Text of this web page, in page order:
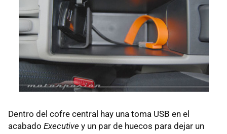
Dentro del cofre central hay una toma USB en el
acabado Executive y un par de huecos para dejar un